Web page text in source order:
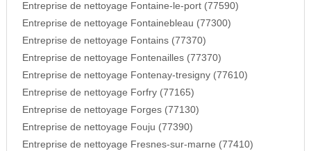
Entreprise de nettoyage Fontaine-le-port (77590)
Entreprise de nettoyage Fontainebleau (77300)
Entreprise de nettoyage Fontains (77370)
Entreprise de nettoyage Fontenailles (77370)
Entreprise de nettoyage Fontenay-tresigny (77610)
Entreprise de nettoyage Forfry (77165)
Entreprise de nettoyage Forges (77130)
Entreprise de nettoyage Fouju (77390)
Entreprise de nettoyage Fresnes-sur-marne (77410)